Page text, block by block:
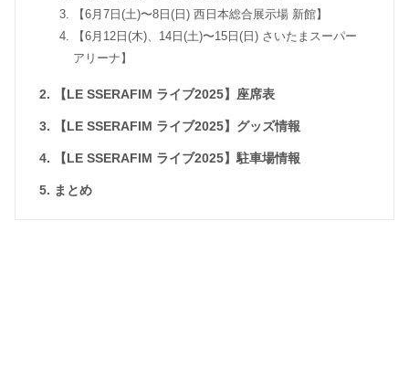
【6月7日(土)〜8日(日) 西日本総合展示場 新館】
【6月12日(木)、14日(土)〜15日(日) さいたまスーパー
アリーナ】
【LE SSERAFIM ライブ2025】座席表
【LE SSERAFIM ライブ2025】グッズ情報
【LE SSERAFIM ライブ2025】駐車場情報
まとめ